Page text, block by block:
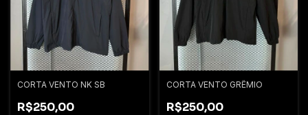
CORTA VENTO NK SB
R$250,00
CORTA VENTO GRÊMIO
R$250,00